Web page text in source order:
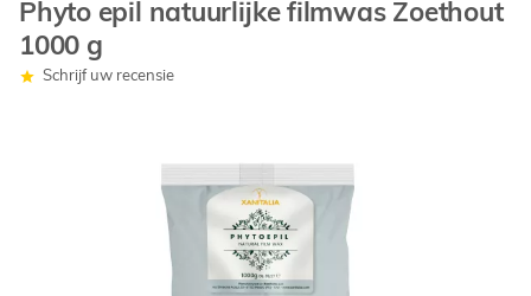
Phyto epil natuurlijke filmwas Zoethout
1000 g
Schrijf uw recensie